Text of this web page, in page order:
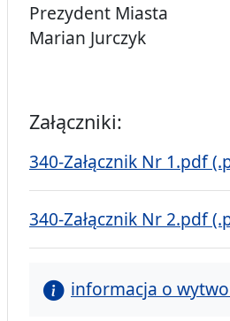
Prezydent Miasta
Marian Jurczyk
Załączniki:
340-Załącznik Nr 1.pdf
340-Załącznik Nr 2.pdf
informacja o